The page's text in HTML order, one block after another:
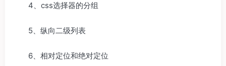
4、css选择器的分组
5、纵向二级列表
6、相对定位和绝对定位